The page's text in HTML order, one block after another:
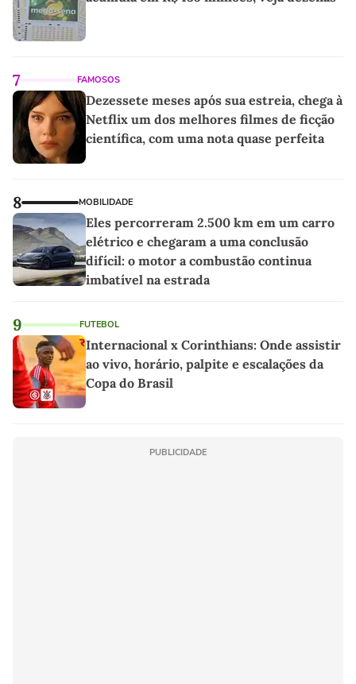
7 FAMOSOS
Dezessete meses após sua estreia, chega à
Netflix um dos melhores filmes de ficção
científica, com uma nota quase perfeita
8 MOBILIDADE
Eles percorreram 2.500 km em um carro
elétrico e chegaram a uma conclusão
difícil: o motor a combustão continua
imbatível na estrada
9 FUTEBOL
Internacional x Corinthians: Onde assistir
ao vivo, horário, palpite e escalações da
Copa do Brasil
PUBLICIDADE